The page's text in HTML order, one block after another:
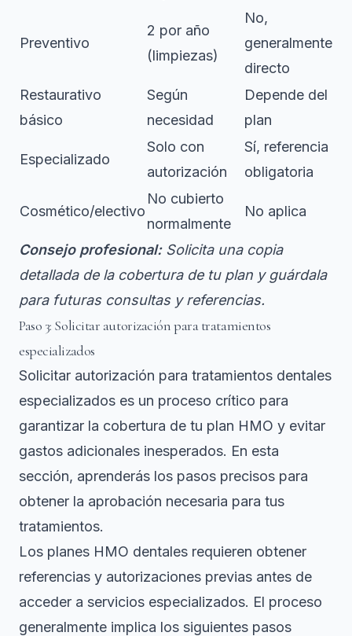
Preventivo
2 por año
(limpiezas)
No,
generalmente
directo
Restaurativo
básico
Según
necesidad
Depende del
plan
Especializado
Solo con
autorización
Sí, referencia
obligatoria
Cosmético/electivo
No cubierto
normalmente
No aplica
Consejo profesional: Solicita una copia
detallada de la cobertura de tu plan y guárdala
para futuras consultas y referencias.
Paso 3: Solicitar autorización para tratamientos
especializados
Solicitar autorización para tratamientos dentales
especializados es un proceso crítico para
garantizar la cobertura de tu plan HMO y evitar
gastos adicionales inesperados. En esta
sección, aprenderás los pasos precisos para
obtener la aprobación necesaria para tus
tratamientos.
Los planes HMO dentales requieren obtener
referencias y autorizaciones previas antes de
acceder a servicios especializados. El proceso
generalmente implica los siguientes pasos